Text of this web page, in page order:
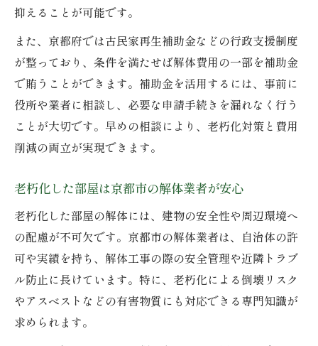
抑えることが可能です。
また、京都府では古民家再生補助金などの行政支援制度
が整っており、条件を満たせば解体費用の一部を補助金
で賄うことができます。補助金を活用するには、事前に
役所や業者に相談し、必要な申請手続きを漏れなく行う
ことが大切です。早めの相談により、老朽化対策と費用
削減の両立が実現できます。
老朽化した部屋は京都市の解体業者が安心
老朽化した部屋の解体には、建物の安全性や周辺環境へ
の配慮が不可欠です。京都市の解体業者は、自治体の許
可や実績を持ち、解体工事の際の安全管理や近隣トラブ
ル防止に長けています。特に、老朽化による倒壊リスク
やアスベストなどの有害物質にも対応できる専門知識が
求められます。